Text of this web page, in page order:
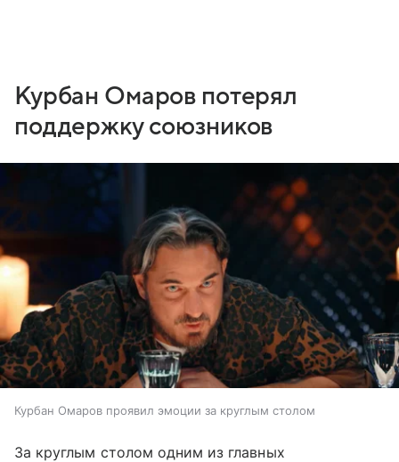
Курбан Омаров потерял
поддержку союзников
Курбан Омаров проявил эмоции за круглым столом
За круглым столом одним из главных